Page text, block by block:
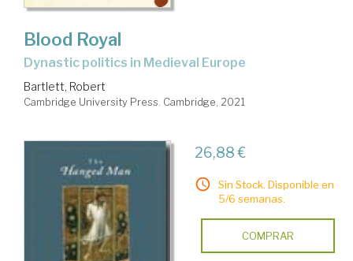
Blood Royal
dynastic politics in Medieval Europe
Bartlett, Robert
Cambridge University Press. Cambridge, 2021
26,88 €
Sin Stock. Disponible en
5/6 semanas.
COMPRAR